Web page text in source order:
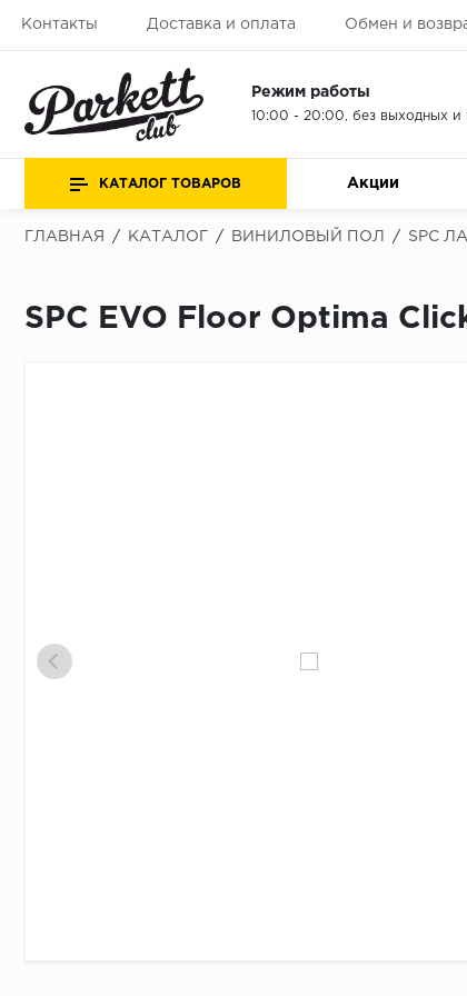
Контакты Доставка и оплата Обмен и
Режим работы
10:00 - 20:00, без выходных и
КАТАЛОГ ТОВАРОВ Акции
ГЛАВНАЯ / КАТАЛОГ / ВИНИЛОВЫЙ ПОЛ / SPC
SPC EVO Floor Optima